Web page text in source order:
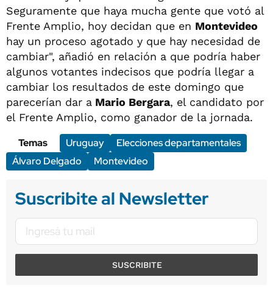
Seguramente que haya mucha gente que votó al
Frente Amplio, hoy decidan que en Montevideo
hay un proceso agotado y que hay necesidad de
cambiar", añadió en relación a que podría haber
algunos votantes indecisos que podría llegar a
cambiar los resultados de este domingo que
parecerían dar a Mario Bergara, el candidato por
el Frente Amplio, como ganador de la jornada.
Temas
Uruguay
Elecciones departamentales
Álvaro Delgado
Montevideo
Suscribite al Newsletter
SUSCRIBITE